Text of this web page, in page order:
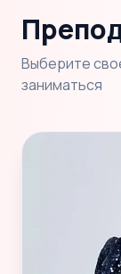
Выберите
заниматься